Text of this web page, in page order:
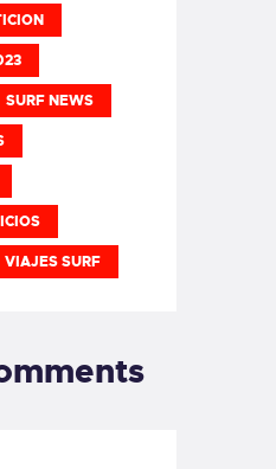
SURF NEWS
VIAJES SURF